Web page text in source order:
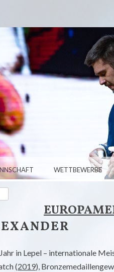
BELARUS
WETTBEWERBE
in Lepel – internationale
(2019),